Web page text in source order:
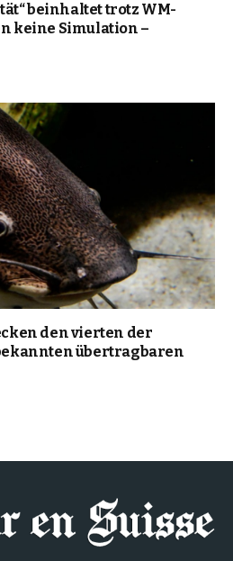
beinhaltet trotz WM-
keine Simulation –
den vierten der
übertragbaren